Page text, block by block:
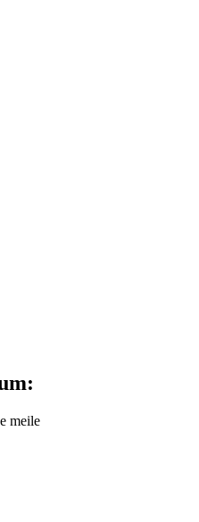
meile